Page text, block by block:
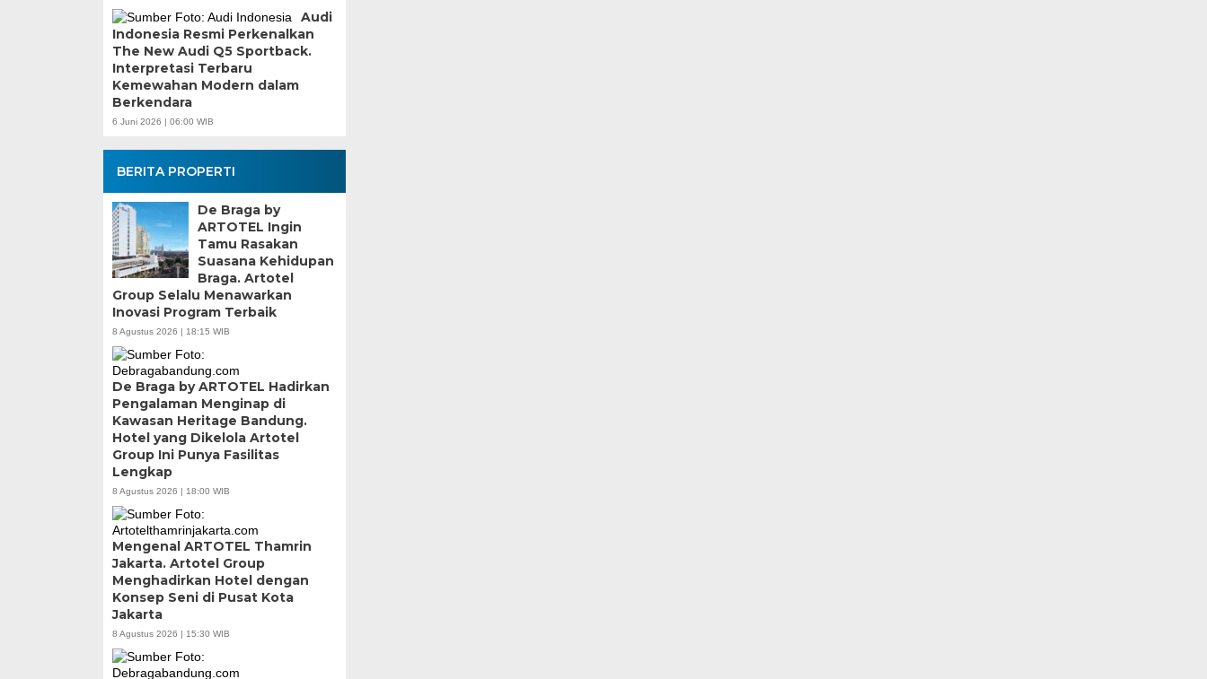
Audi
Indonesia Resmi Perkenalkan
The New Audi Q5 Sportback.
Interpretasi Terbaru
Kemewahan Modern dalam
Berkendara
6 Juni 2026 | 06:00 WIB
BERITA PROPERTI
De Braga by
ARTOTEL Ingin
Tamu Rasakan
Suasana Kehidupan
Braga. Artotel
Group Selalu Menawarkan
Inovasi Program Terbaik
8 Agustus 2026 | 18:15 WIB
De Braga by ARTOTEL Hadirkan
Pengalaman Menginap di
Kawasan Heritage Bandung.
Hotel yang Dikelola Artotel
Group Ini Punya Fasilitas
Lengkap
8 Agustus 2026 | 18:00 WIB
Mengenal ARTOTEL Thamrin
Jakarta. Artotel Group
Menghadirkan Hotel dengan
Konsep Seni di Pusat Kota
Jakarta
8 Agustus 2026 | 15:30 WIB